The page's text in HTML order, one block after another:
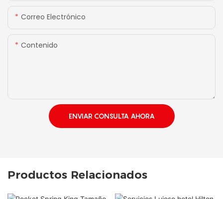
Correo Electrónico
Contenido
ENVIAR CONSULTA AHORA
Productos Relacionados